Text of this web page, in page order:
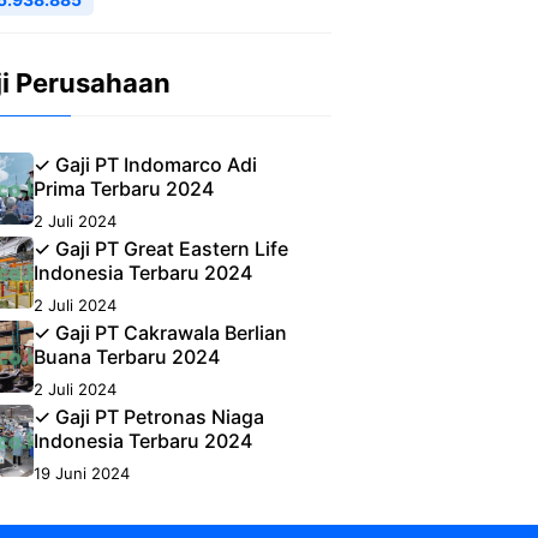
Perusahaan
✓ Gaji PT Indomarco Adi
Prima Terbaru 2024
2 Juli 2024
✓ Gaji PT Great Eastern Life
Indonesia Terbaru 2024
2 Juli 2024
✓ Gaji PT Cakrawala Berlian
Buana Terbaru 2024
2 Juli 2024
✓ Gaji PT Petronas Niaga
Indonesia Terbaru 2024
19 Juni 2024